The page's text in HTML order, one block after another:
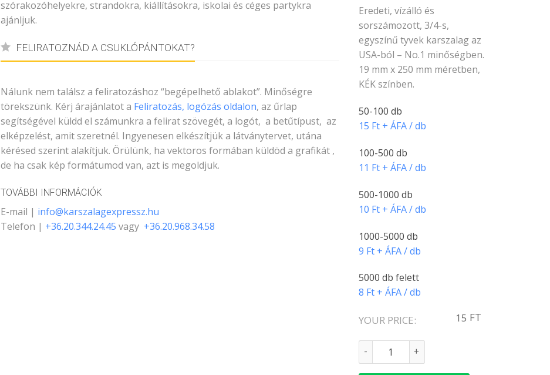
szórakozóhelyekre, strandokra, kiállításokra, iskolai és céges partykra
ajánljuk.
FELIRATOZNÁD A CSUKLÓPÁNTOKAT?
Nálunk nem találsz a feliratozáshoz “begépelhető ablakot”. Minőségre
törekszünk. Kérj árajánlatot a Feliratozás, logózás oldalon, az űrlap
segítségével küldd el számunkra a felirat szövegét, a logót, a betűtípust, az
elképzelést, amit szeretnél. Ingyenesen elkészítjük a látványtervet, utána
kérésed szerint alakítjuk. Örülünk, ha vektoros formában küldöd a grafikát ,
de ha csak kép formátumod van, azt is megoldjuk.
TOVÁBBI INFORMÁCIÓK
E-mail | info@karszalagexpressz.hu
Telefon | +36.20.344.24.45 vagy +36.20.968.34.58
Eredeti, vízálló és
sorszámozott, 3/4-s,
egyszínű tyvek karszalag az
USA-ból – No.1 minőségben.
19 mm x 250 mm méretben,
KÉK színben.
50-100 db
15 Ft + ÁFA / db
100-500 db
11 Ft + ÁFA / db
500-1000 db
10 Ft + ÁFA / db
1000-5000 db
9 Ft + ÁFA / db
5000 db felett
8 Ft + ÁFA / db
YOUR PRICE: 15 FT
3/4"-s karszalag KÉK színben mennyiség